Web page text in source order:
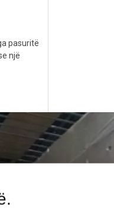
pasuritë
një